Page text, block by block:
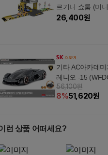
르기니 쇼룸 (미
26,400원
기타 AC아카데
레니오 -15
56,100원
8%51,620원
런 상품 어떠세요?